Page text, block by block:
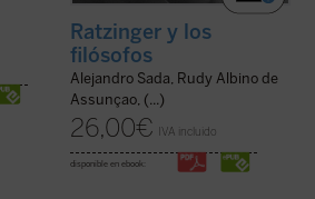
Ratzinger y los
filósofos
Alejandro Sada, Rudy Albino de
Assunçao, (...)
26,00€ IVA incluido
disponible en ebook: